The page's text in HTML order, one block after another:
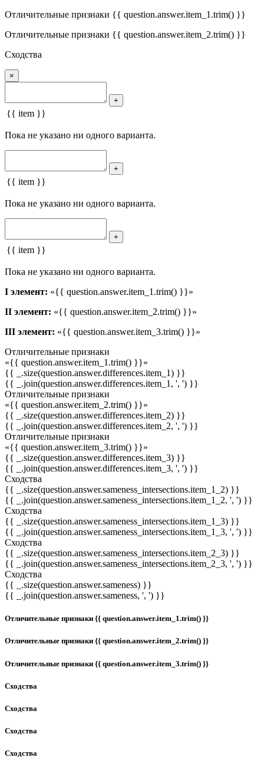
Отличительные признаки {{ question.answer.item_1.trim() }}
Отличительные признаки {{ question.answer.item_2.trim() }}
Сходства
×
+
{{ item }}
Пока не указано ни одного варианта.
+
{{ item }}
Пока не указано ни одного варианта.
+
{{ item }}
Пока не указано ни одного варианта.
I элемент: «{{ question.answer.item_1.trim() }}»
II элемент: «{{ question.answer.item_2.trim() }}»
III элемент: «{{ question.answer.item_3.trim() }}»
Отличительные признаки
«{{ question.answer.item_1.trim() }}»
{{ _.size(question.answer.differences.item_1) }}
{{ _.join(question.answer.differences.item_1, ', ') }}
Отличительные признаки
«{{ question.answer.item_2.trim() }}»
{{ _.size(question.answer.differences.item_2) }}
{{ _.join(question.answer.differences.item_2, ', ') }}
Отличительные признаки
«{{ question.answer.item_3.trim() }}»
{{ _.size(question.answer.differences.item_3) }}
{{ _.join(question.answer.differences.item_3, ', ') }}
Сходства
{{ _.size(question.answer.sameness_intersections.item_1_2) }}
{{ _.join(question.answer.sameness_intersections.item_1_2, ', ') }}
Сходства
{{ _.size(question.answer.sameness_intersections.item_1_3) }}
{{ _.join(question.answer.sameness_intersections.item_1_3, ', ') }}
Сходства
{{ _.size(question.answer.sameness_intersections.item_2_3) }}
{{ _.join(question.answer.sameness_intersections.item_2_3, ', ') }}
Сходства
{{ _.size(question.answer.sameness) }}
{{ _.join(question.answer.sameness, ', ') }}
Отличительные признаки {{ question.answer.item_1.trim() }}
Отличительные признаки {{ question.answer.item_2.trim() }}
Отличительные признаки {{ question.answer.item_3.trim() }}
Сходства
Сходства
Сходства
Сходства